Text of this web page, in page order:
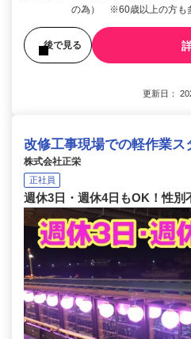
の為） ※60歳以上の方も
後で見る
更新日：
改修工事現場での軽作業ス
株式会社正栄
正社員
週休3日・週休4日もOK！性